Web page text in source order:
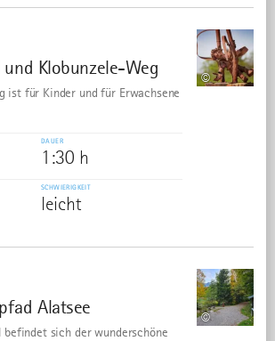
Klobunzele-Weg
©
ist für Kinder und für Erwachsene
DAUER
1:30 h
SCHWIERIGKEIT
leicht
Alatsee
©
befindet sich der wunderschöne